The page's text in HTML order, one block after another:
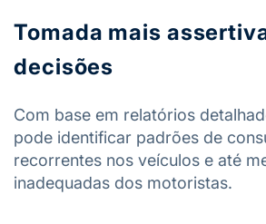
Tomada mais
decisões
Com base em relatórios
pode identificar padrões de
recorrentes nos veículos e até
inadequadas dos motoristas.